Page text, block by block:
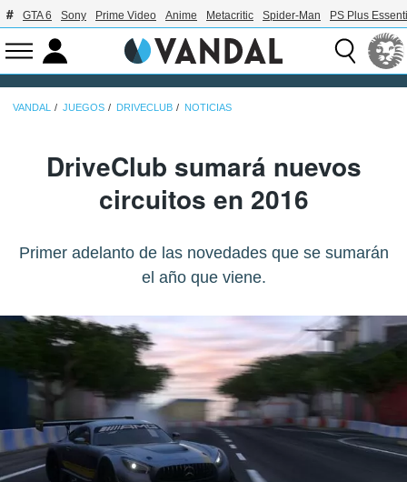
GTA 6 Sony Prime Video Anime Metacritic Spider-Man PS Plus
VANDAL JUEGOS DRIVECLUB NOTICIAS
DriveClub sumará nuevos
circuitos en 2016
Primer adelanto de las novedades que se sumarán
el año que viene.